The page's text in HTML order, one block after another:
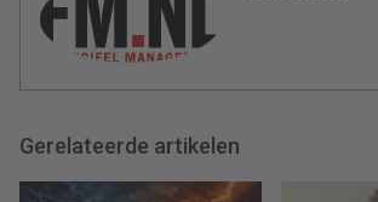
Gerelateerde artikelen